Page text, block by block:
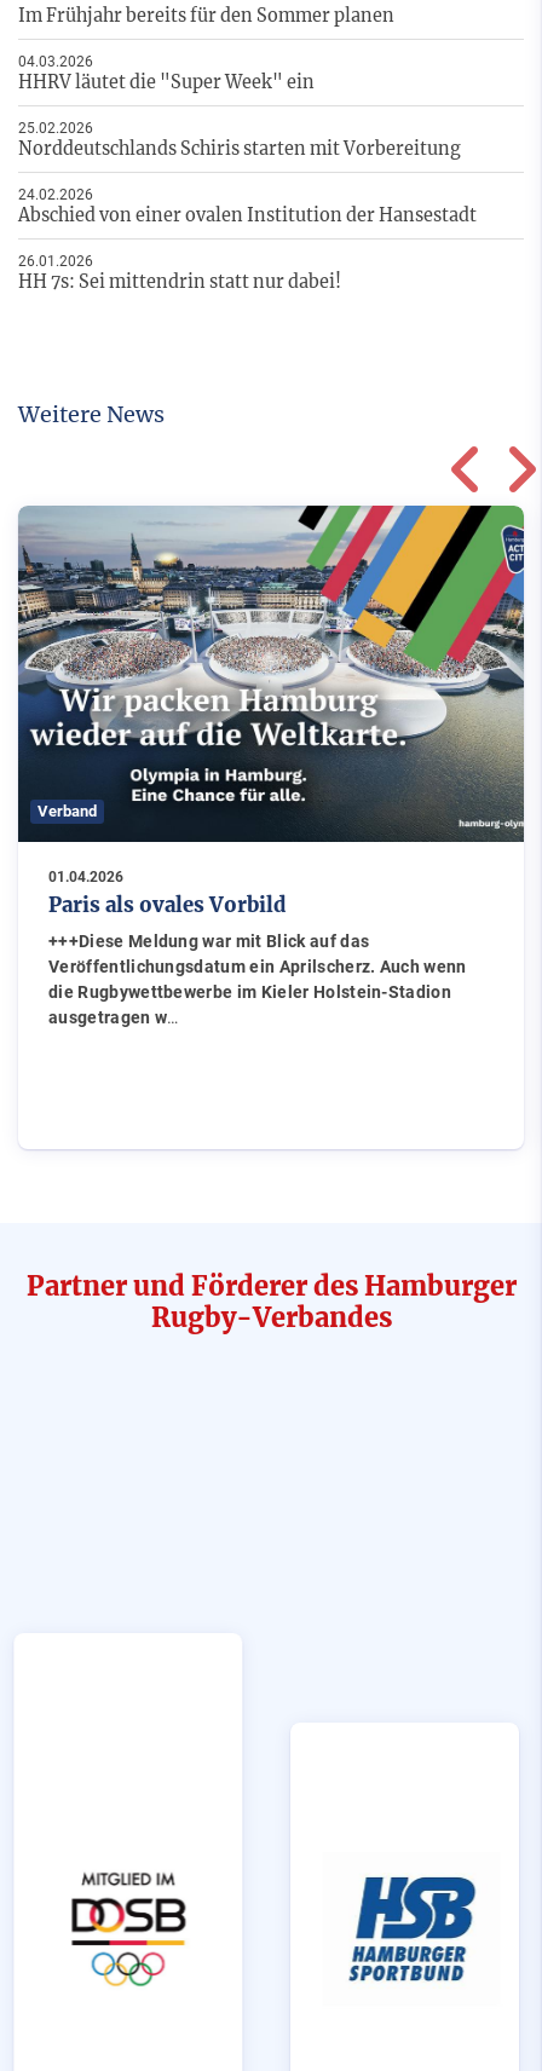
Im Frühjahr bereits für den Sommer planen
04.03.2026
HHRV läutet die "Super Week" ein
25.02.2026
Norddeutschlands Schiris starten mit Vorbereitung
24.02.2026
Abschied von einer ovalen Institution der Hansestadt
26.01.2026
HH 7s: Sei mittendrin statt nur dabei!
Weitere News
Verband
01.04.2026
Paris als ovales Vorbild
+++Diese Meldung war mit Blick auf das
Veröffentlichungsdatum ein Aprilscherz. Auch wenn
die Rugbywettbewerbe im Kieler Holstein-Stadion
ausgetragen w…
Partner und Förderer des Hamburger
Rugby-Verbandes